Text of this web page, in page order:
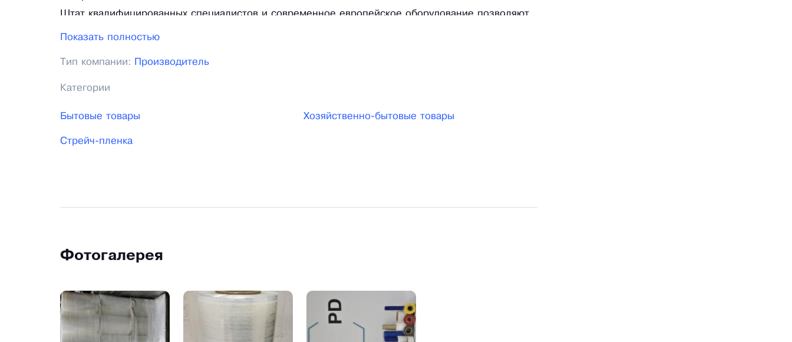
Штат квалифицированных специалистов и современное европейское оборудование позволяют
изготавливать высококачественную продукцию упаковочных материалов, в кратчайшие сроки
Показать полностью
Тип компании: Производитель
Категории
Бытовые товары Хозяйственно-бытовые товары
Стрейч-пленка
Фотогалерея